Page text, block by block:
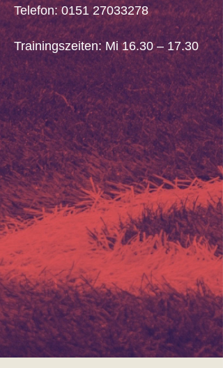
Telefon:0151 27033278
Trainingszeiten: Mi 16.30 – 17.30